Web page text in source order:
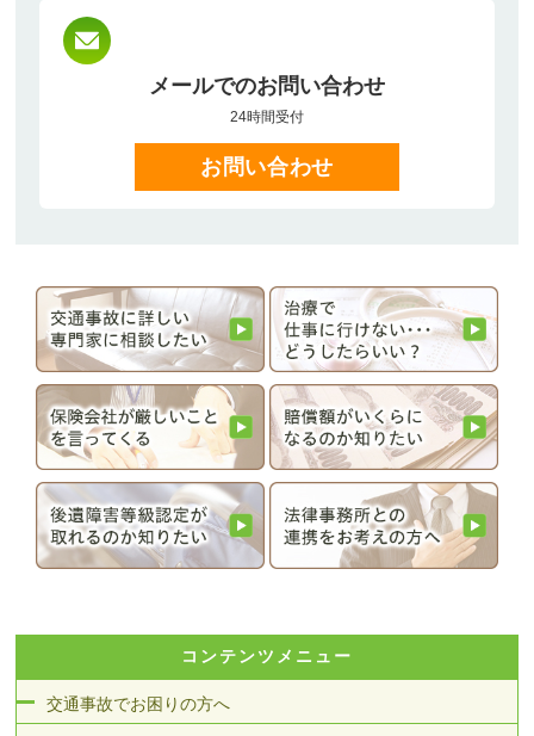
メールでのお問い合わせ
24時間受付
お問い合わせ
コンテンツメニュー
交通事故でお困りの方へ